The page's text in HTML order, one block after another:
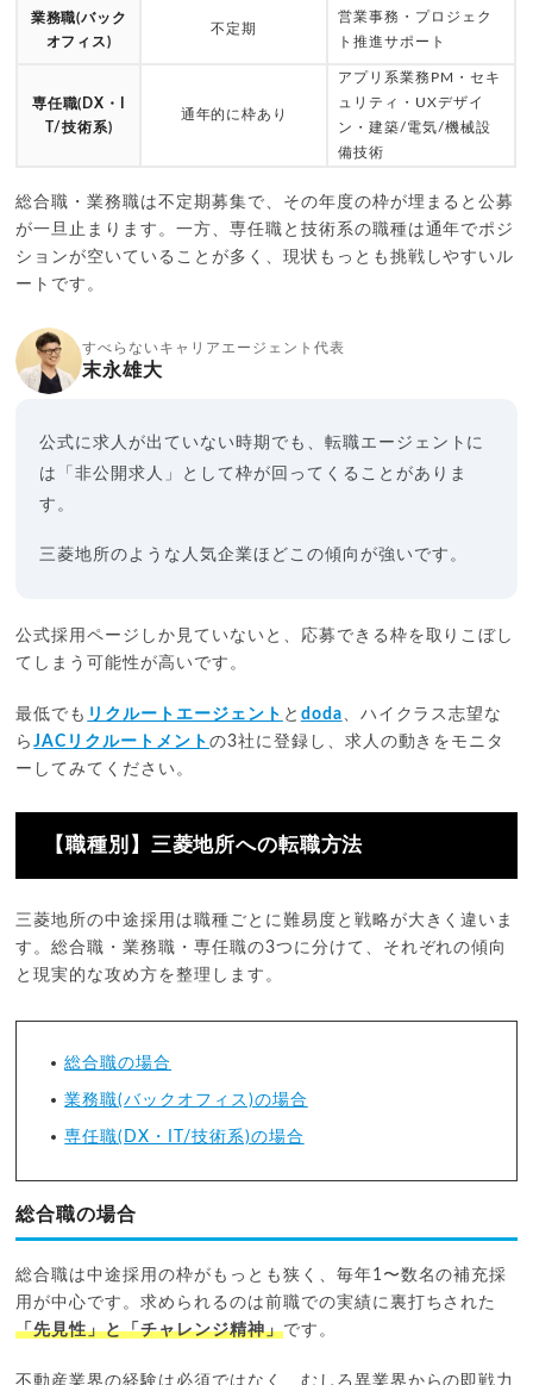
業務職(バック
オフィス)
不定期
営業事務・プロジェク
ト推進サポート
専任職(DX・I
T/技術系)
通年的に枠あり
アプリ系業務PM・セキ
ュリティ・UXデザイ
ン・建築/電気/機械設
備技術
総合職・業務職は不定期募集で、その年度の枠が埋まると公募
が一旦止まります。一方、専任職と技術系の職種は通年でポジ
ションが空いていることが多く、現状もっとも挑戦しやすいル
ートです。
すべらないキャリアエージェント代表
末永雄大
公式に求人が出ていない時期でも、転職エージェントに
は「非公開求人」として枠が回ってくることがありま
す。
三菱地所のような人気企業ほどこの傾向が強いです。
公式採用ページしか見ていないと、応募できる枠を取りこぼし
てしまう可能性が高いです。
最低でも リクルートエージェント と doda、ハイクラス志望な
らJACリクルートメント の3社に登録し、求人の動きをモニタ
ーしてみてください。
【職種別】三菱地所への転職方法
三菱地所の中途採用は職種ごとに難易度と戦略が大きく違いま
す。総合職・業務職・専任職の3つに分けて、それぞれの傾向
と現実的な攻め方を整理します。
総合職の場合
業務職(バックオフィス)の場合
専任職(DX・IT/技術系)の場合
総合職の場合
総合職は中途採用の枠がもっとも狭く、毎年1〜数名の補充採
用が中心です。求められるのは前職での実績に裏打ちされた
「先見性」と「チャレンジ精神」です。
不動産業界の経験は必須ではなく、むしろ異業界からの即戦力